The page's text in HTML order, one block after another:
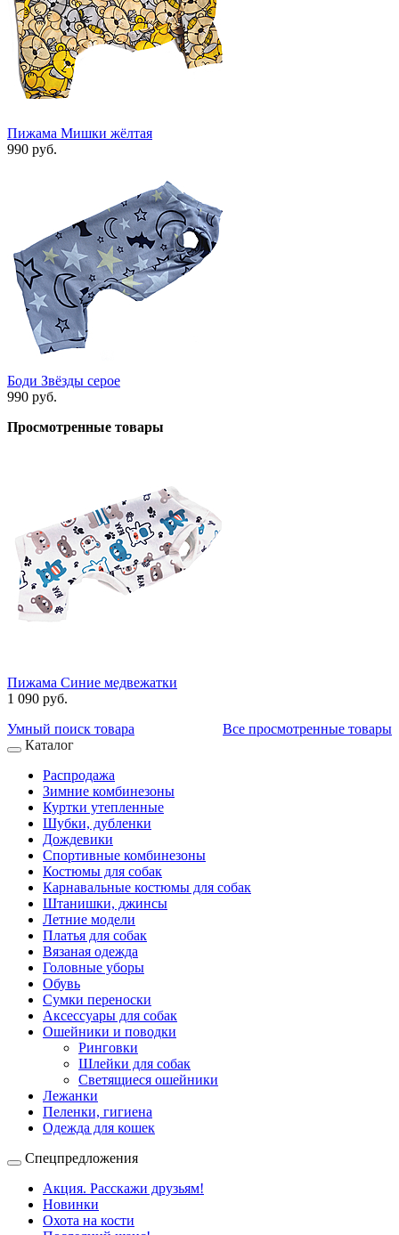
Пижама Мишки жёлтая
990 руб.
Боди Звёзды серое
990 руб.
Просмотренные товары
Пижама Синие медвежатки
1 090 руб.
Все просмотренные товары
Умный поиск товара
Каталог
Распродажа
Зимние комбинезоны
Куртки утепленные
Шубки, дубленки
Дождевики
Спортивные комбинезоны
Костюмы для собак
Карнавальные костюмы для собак
Штанишки, джинсы
Летние модели
Платья для собак
Вязаная одежда
Головные уборы
Обувь
Сумки переноски
Аксессуары для собак
Ошейники и поводки
Ринговки
Шлейки для собак
Светящиеся ошейники
Лежанки
Пеленки, гигиена
Одежда для кошек
Спецпредложения
Акция. Расскажи друзьям!
Новинки
Охота на кости